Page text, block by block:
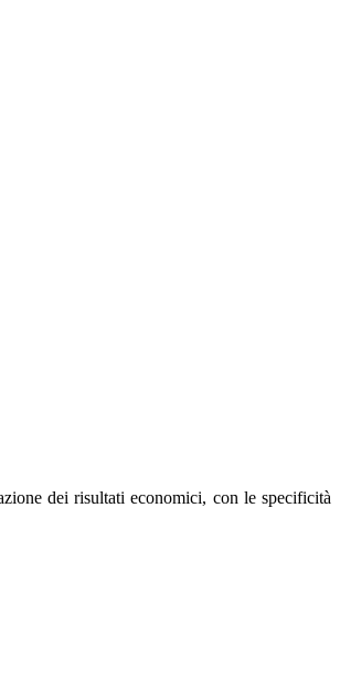
dei risultati economici, con le specificità